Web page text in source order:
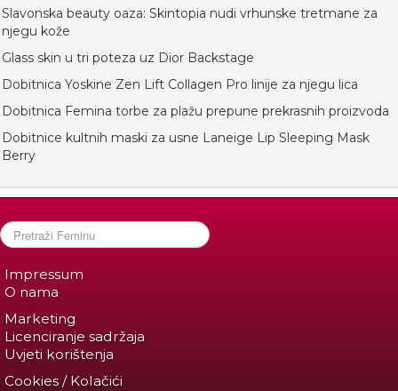
Slavonska beauty oaza: Skintopia nudi vrhunske tretmane za
njegu kože
Glass skin u tri poteza uz Dior Backstage
Dobitnica Yoskine Zen Lift Collagen Pro linije za njegu lica
Dobitnica Femina torbe za plažu prepune prekrasnih proizvoda
Dobitnice kultnih maski za usne Laneige Lip Sleeping Mask
Berry
Impressum
O nama
Marketing
Licenciranje sadržaja
Uvjeti korištenja
Cookies / Kolačići